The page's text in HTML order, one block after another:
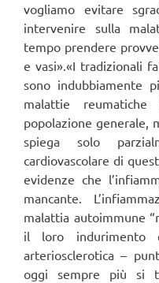
vogliamo evitare
intervenire sulla
tempo prendere
e vasi».«I tradizionali
sono indubbiamente
malattie
popolazione generale,
spiega solo
cardiovascolare di
evidenze che
mancante.
malattia autoimmune
il loro indurimento
arteriosclerotica –
oggi sempre più si